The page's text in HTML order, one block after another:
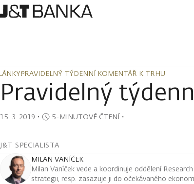
PRAVIDELNÝ TÝDENNÍ KOMENTÁŘ K TRHU
PRAVIDELNÝ TÝDENNÍ KOMENTÁŘ K TRHU
Pravidelný
15. 3. 2019 ・ 5-MINUTOVÉ ČTENÍ・
J&T SPECIALISTA
MILAN VANÍČEK
Milan Vaníček vede a koordinuje oddělení
strategii, resp. zasazuje ji do očekávaného